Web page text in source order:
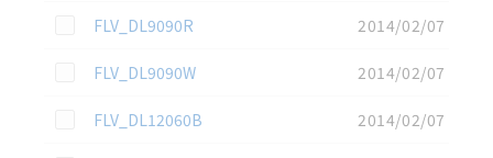
この資料を選択
FLV_DL9090R
2014/02/07
この資料を選択
FLV_DL9090W
2014/02/07
この資料を選択
FLV_DL12060B
2014/02/07